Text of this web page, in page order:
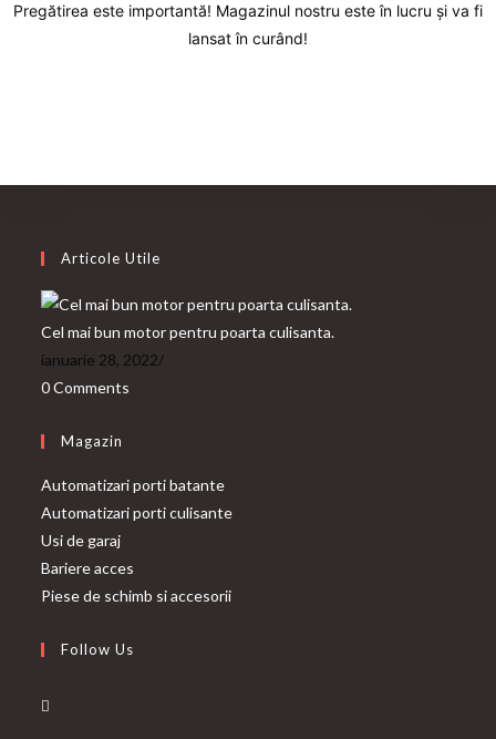
Pregătirea este importantă! Magazinul nostru este în lucru și va fi
lansat în curând!
Articole Utile
Cel mai bun motor pentru poarta culisanta.
ianuarie 28, 2022/
0 Comments
Magazin
Automatizari porti batante
Automatizari porti culisante
Usi de garaj
Bariere acces
Piese de schimb si accesorii
Follow Us